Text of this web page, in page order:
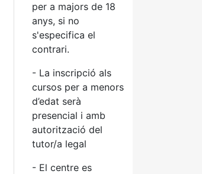
per a majors de 18
anys, si no
s'especifica el
contrari.
- La inscripció als
cursos per a menors
d’edat serà
presencial i amb
autorització del
tutor/a legal
- El centre es